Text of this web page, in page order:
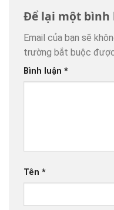
Để lại một bình
Email của bạn sẽ
trường bắt buộc
Bình luận *
Tên *